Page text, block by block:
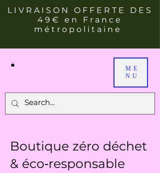
LIVRAISON OFFERTE DES
49€ en France
métropolitaine
ME
NU
Boutique zéro déchet
& éco‑responsable